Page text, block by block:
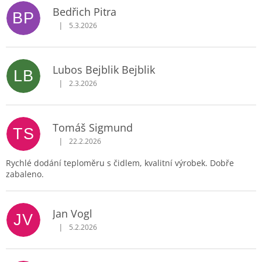
BP Bedřich Pitra
Hodnocení obchodu je 5 z 5 hvězdiček.
| 5.3.2026
LB Lubos Bejblik Bejblik
Hodnocení obchodu je 5 z 5 hvězdiček.
| 2.3.2026
TS Tomáš Sigmund
Hodnocení obchodu je 5 z 5 hvězdiček.
| 22.2.2026
Rychlé dodání teploměru s čidlem, kvalitní výrobek. Dobře
zabaleno.
JV Jan Vogl
Hodnocení obchodu je 5 z 5 hvězdiček.
| 5.2.2026